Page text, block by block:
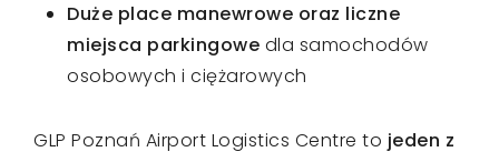
Duże place manewrowe oraz liczne
miejsca parkingowe dla samochodów
osobowych i ciężarowych
GLP Poznań Airport Logistics Centre to jeden z